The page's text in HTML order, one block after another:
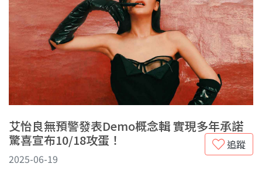
艾怡良無預警發表Demo概念輯 實現多年承諾
驚喜宣布10/18攻蛋！
追蹤
2025-06-19